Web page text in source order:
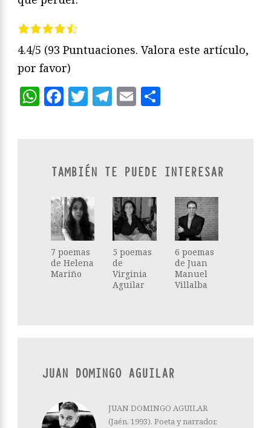
4.4/5 (93 Puntuaciones. Valora este artículo,
por favor)
WhatsApp
Facebook
Twitter
Telegram
Email
TAMBIÉN TE PUEDE INTERESAR
7 poemas
de Helena
Mariño
5 poemas
de
Virginia
Aguilar
6 poemas
de Juan
Manuel
Villalba
JUAN DOMINGO AGUILAR
JUAN DOMINGO AGUILAR
(Jaén, 1993). Poeta y narrador.